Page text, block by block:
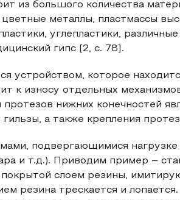
из большого количества
металлы, пластмассы
углепластики,
гипс [2, с. 78].
устройством, которое
к износу отдельных
нижних конечностей
а также крепления
подвергающимися
и т.д.). Приводим пример –
покрытой слоем резины,
резина трескается и